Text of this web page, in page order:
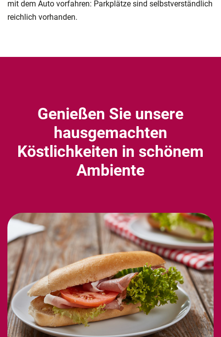
mit dem Auto vorfahren: Parkplätze sind selbstverständlich
reichlich vorhanden.
Genießen Sie unsere
hausgemachten
Köstlichkeiten in schönem
Ambiente